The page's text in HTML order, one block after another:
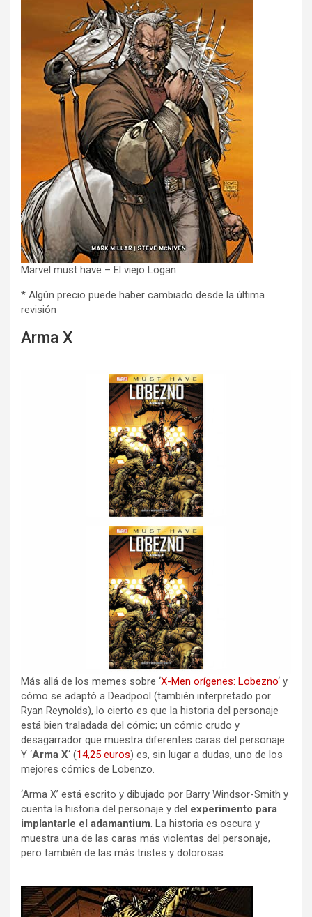
Marvel must have – El viejo Logan
* Algún precio puede haber cambiado desde la última
revisión
Arma X
Más allá de los memes sobre ‘X-Men orígenes: Lobezno‘ y
cómo se adaptó a Deadpool (también interpretado por
Ryan Reynolds), lo cierto es que la historia del personaje
está bien traladada del cómic; un cómic crudo y
desagarrador que muestra diferentes caras del personaje.
Y ‘Arma X‘ (14,25 euros) es, sin lugar a dudas, uno de los
mejores cómics de Lobenzo.
‘Arma X’ está escrito y dibujado por Barry Windsor-Smith y
cuenta la historia del personaje y del experimento para
implantarle el adamantium . La historia es oscura y
muestra una de las caras más violentas del personaje,
pero también de las más tristes y dolorosas.